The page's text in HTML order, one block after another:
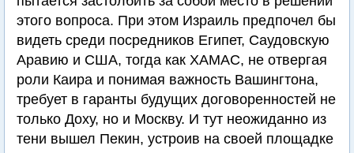
этого вопроса. При этом Израиль предпочел бы
видеть среди посредников Египет, Саудовскую
Аравию и США, тогда как ХАМАС, не отвергая
роли Каира и понимая важность Вашингтона,
требует в гаранты будущих договоренностей не
только Доху, но и Москву. И тут неожиданно из
тени вышел Пекин, устроив на своей площадке